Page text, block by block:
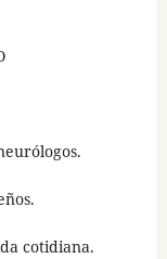
cotidiana.